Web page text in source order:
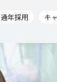
年採用 キ